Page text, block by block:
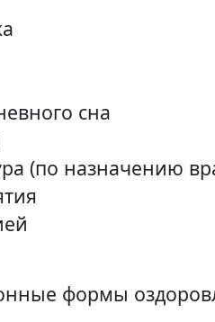
сна
(по назначению
формы